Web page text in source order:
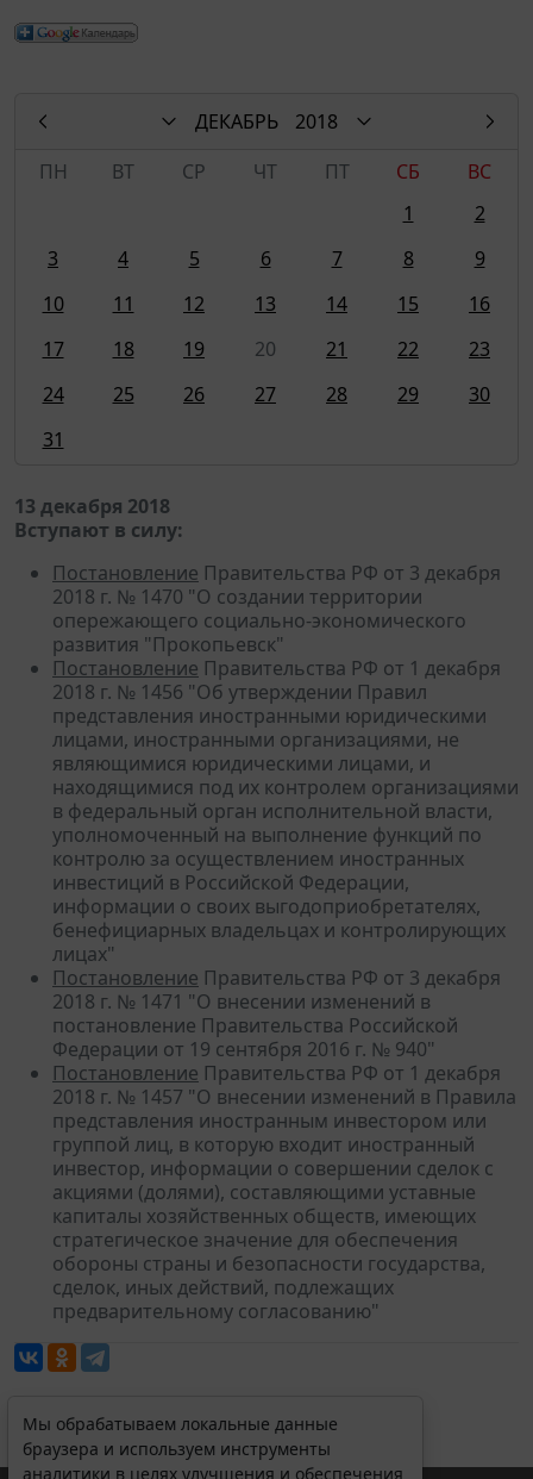
ДЕКАБРЬ
2018
ПН
ВТ СР ЧТ ПТ СБ
ВС
1
2
3
4 5 6 7 8
9
10
11 12 13 14 15
16
17
18 19 20 21 22
23
24
25 26 27 28 29
30
31
13 декабря 2018
Вступают в силу:
Постановление Правительства РФ от 3 декабря
2018 г. № 1470 "О создании территории
опережающего социально-экономического
развития "Прокопьевск"
Постановление Правительства РФ от 1 декабря
2018 г. № 1456 "Об утверждении Правил
представления иностранными юридическими
лицами, иностранными организациями, не
являющимися юридическими лицами, и
находящимися под их контролем организациями
в федеральный орган исполнительной власти,
уполномоченный на выполнение функций по
контролю за осуществлением иностранных
инвестиций в Российской Федерации,
информации о своих выгодоприобретателях,
бенефициарных владельцах и контролирующих
лицах"
Постановление Правительства РФ от 3 декабря
2018 г. № 1471 "О внесении изменений в
постановление Правительства Российской
Федерации от 19 сентября 2016 г. № 940"
Постановление Правительства РФ от 1 декабря
2018 г. № 1457 "О внесении изменений в Правила
представления иностранным инвестором или
группой лиц, в которую входит иностранный
инвестор, информации о совершении сделок с
акциями (долями), составляющими уставные
капиталы хозяйственных обществ, имеющих
стратегическое значение для обеспечения
обороны страны и безопасности государства,
сделок, иных действий, подлежащих
предварительному согласованию"
Мы обрабатываем локальные данные
браузера и используем инструменты
аналитики в целях улучшения и обеспечения